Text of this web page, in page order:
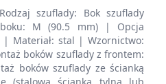
szuflady: Bok szuflady
boku: M (90.5 mm) | Opcja
| Materiał: stal | Wzornictwo:
boków szuflady z frontem:
boków szuflady ze ścianką